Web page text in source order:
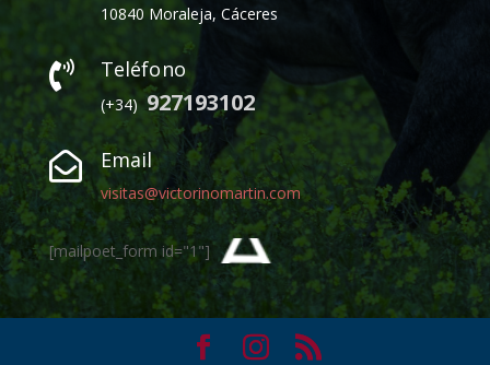
10840 Moraleja, Cáceres
 Teléfono
(+34)927193102
 Email
visitas@victorinomartin.com
[mailpoet_form id="1"]